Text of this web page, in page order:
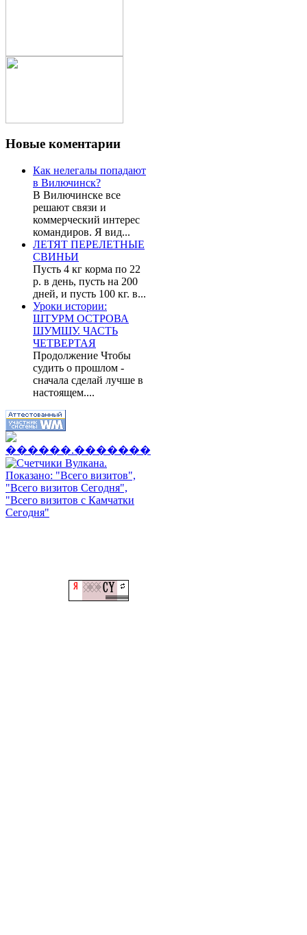
Новые коментарии
Как нелегалы попадают
в Вилючинск?
В Вилючинске все
решают связи и
коммерческий интерес
командиров. Я вид...
ЛЕТЯТ ПЕРЕЛЕТНЫЕ
СВИНЬИ
Пусть 4 кг корма по 22
р. в день, пусть на 200
дней, и пусть 100 кг. в...
Уроки истории:
ШТУРМ ОСТРОВА
ШУМШУ. ЧАСТЬ
ЧЕТВЕРТАЯ
Продолжение Чтобы
судить о прошлом -
сначала сделай лучше в
настоящем....